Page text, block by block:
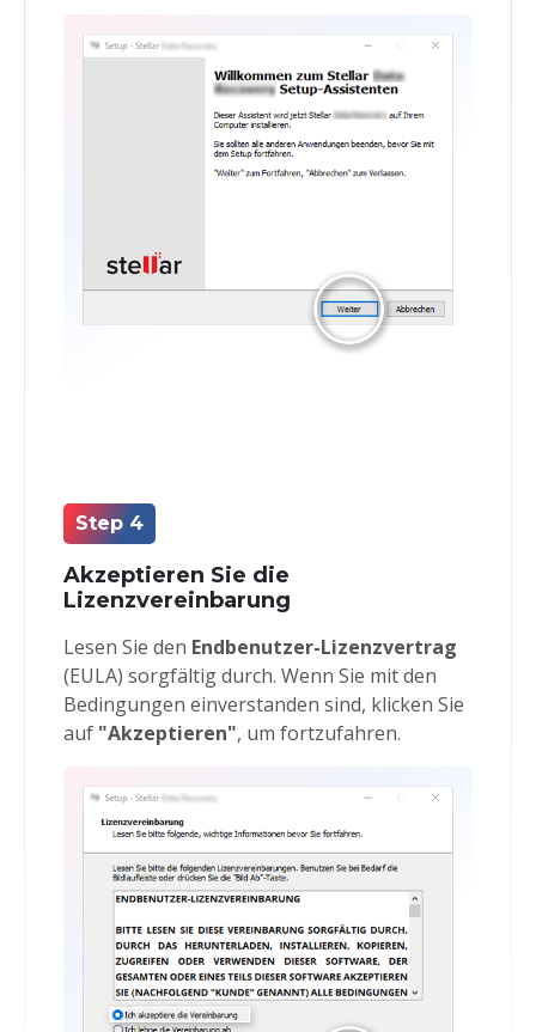
Step 4
Akzeptieren Sie die
Lizenzvereinbarung
Lesen Sie den Endbenutzer-Lizenzvertrag
(EULA) sorgfältig durch. Wenn Sie mit den
Bedingungen einverstanden sind, klicken Sie
auf "Akzeptieren", um fortzufahren.